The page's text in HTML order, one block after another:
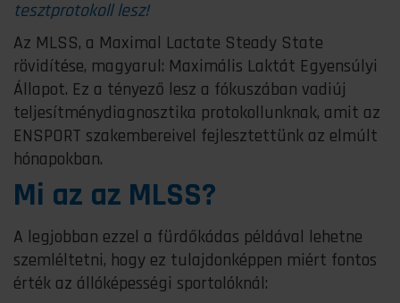
tesztprotokoll lesz!
Az MLSS, a Maximal Lactate Steady State
rövidítése, magyarul: Maximális Laktát Egyensúlyi
Állapot. Ez a tényező lesz a fókuszában vadiúj
teljesítménydiagnosztika protokollunknak, amit az
ENSPORT szakembereivel fejlesztettünk az elmúlt
hónapokban.
Mi az az MLSS?
A legjobban ezzel a fürdőkádas példával lehetne
szemléltetni, hogy ez tulajdonképpen miért fontos
érték az állóképességi sportolóknál: